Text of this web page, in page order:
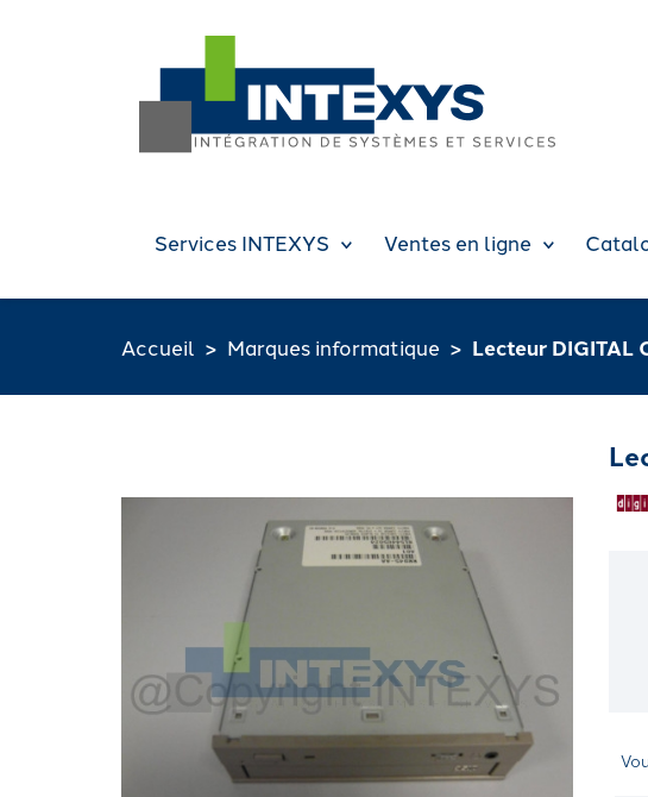
Services INTEXYS Ventes en ligne
Accueil Marques informatique Lecteur DIGITAL